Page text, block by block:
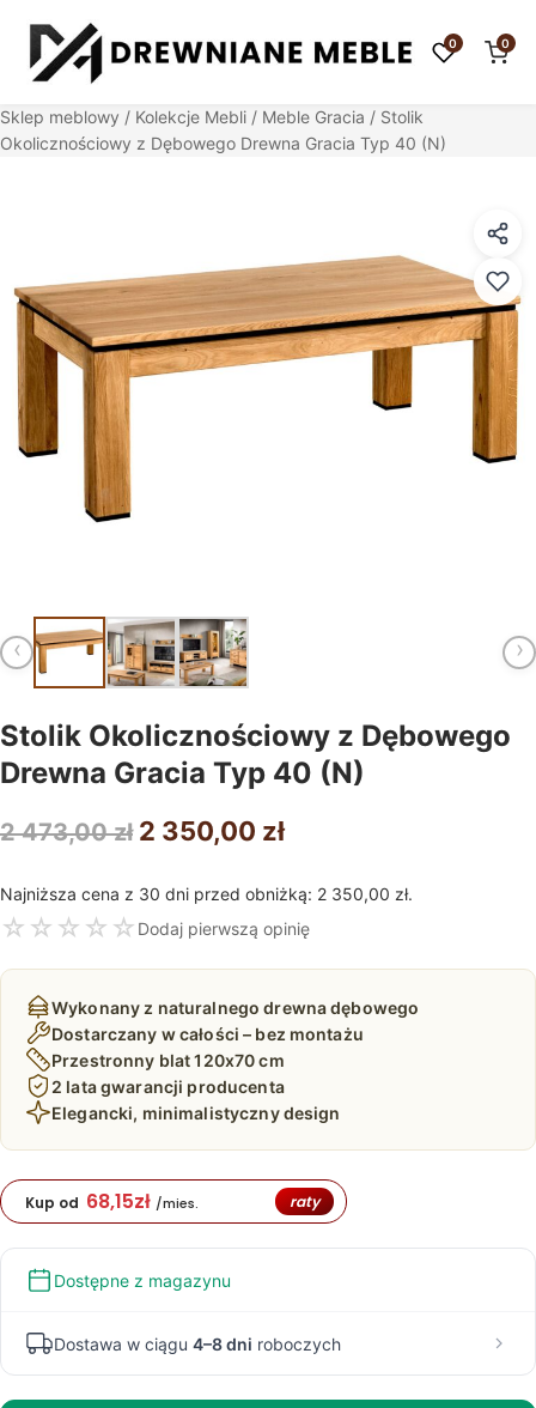
0 0
Sklep meblowy / Kolekcje Mebli / Meble Gracia / Stolik
Okolicznościowy z Dębowego Drewna Gracia Typ 40 (N)
‹ ›
Stolik Okolicznościowy z Dębowego
Drewna Gracia Typ 40 (N)
2 473,00zł Pierwotna
wynosiła:
473,00 zł.
2 350,00 złAktualna
wynosi:
350,00 zł.
Najniższa cena z 30 dni przed obniżką: 2 350,00 zł.
☆ ☆ ☆ ☆ ☆ Dodaj pierwszą opinię
Wykonany z naturalnego drewna dębowego
Dostarczany w całości – bez montażu
Przestronny blat 120x70 cm
2 lata gwarancji producenta
Elegancki, minimalistyczny design
Kup od 68,15zł /mies. raty
Dostępne z magazynu
Dostawa w ciągu 4–8 dni roboczych